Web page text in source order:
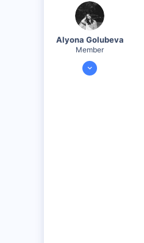
Alyona Golubeva
Member
11 Янв 2024